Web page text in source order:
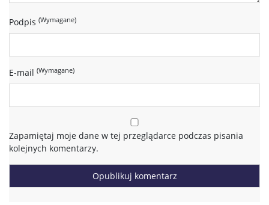
Podpis (Wymagane)
E-mail (Wymagane)
Zapamiętaj moje dane w tej przeglądarce podczas pisania
kolejnych komentarzy.